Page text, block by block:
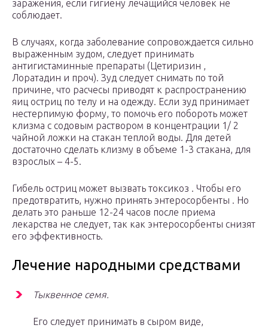
заражения, если гигиену лечащийся человек не
соблюдает.
В случаях, когда заболевание сопровождается сильно
выраженным зудом, следует принимать
антигистаминные препараты (Цетиризин ,
Лоратадин и проч). Зуд следует снимать по той
причине, что расчесы приводят к распространению
яиц остриц по телу и на одежду. Если зуд принимает
нестерпимую форму, то помочь его побороть может
клизма с содовым раствором в концентрации 1/ 2
чайной ложки на стакан теплой воды. Для детей
достаточно сделать клизму в объеме 1-3 стакана, для
взрослых – 4-5.
Гибель остриц может вызвать токсикоз . Чтобы его
предотвратить, нужно принять энтеросорбенты . Но
делать это раньше 12-24 часов после приема
лекарства не следует, так как энтеросорбенты снизят
его эффективность.
Лечение народными средствами
Тыквенное семя.
Его следует принимать в сыром виде,